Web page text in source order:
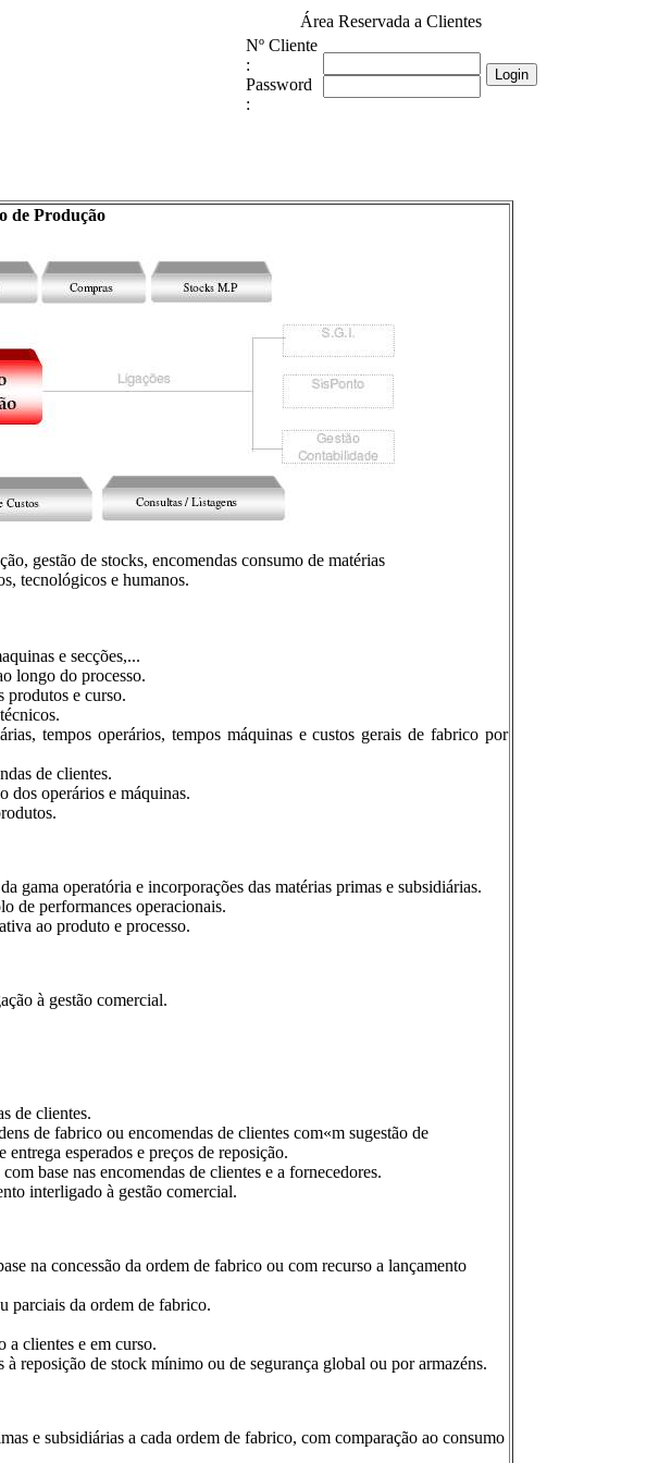
Área Reservada a Clientes
Nº Cliente
:
Password
:
de Produção
gestão de stocks, encomendas consumo de matérias
tecnológicos e humanos.
e secções,...
longo do processo.
produtos e curso.
tempos operários, tempos máquinas e custos gerais de fabrico por
de clientes.
dos operários e máquinas.
gama operatória e incorporações das matérias primas e subsidiárias.
de performances operacionais.
ao produto e processo.
à gestão comercial.
de clientes.
de fabrico ou encomendas de clientes com«m sugestão de
esperados e preços de reposição.
base nas encomendas de clientes e a fornecedores.
interligado à gestão comercial.
na concessão da ordem de fabrico ou com recurso a lançamento
parciais da ordem de fabrico.
a clientes e em curso.
reposição de stock mínimo ou de segurança global ou por armazéns.
e subsidiárias a cada ordem de fabrico, com comparação ao consumo